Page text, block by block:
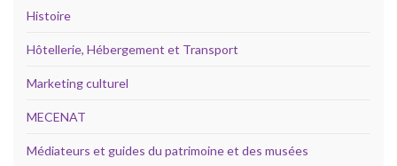
Histoire
Hôtellerie, Hébergement et Transport
Marketing culturel
MECENAT
Médiateurs et guides du patrimoine et des musées